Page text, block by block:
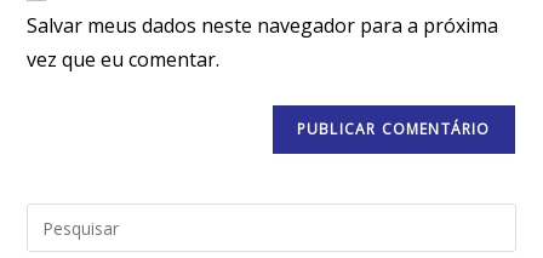
Salvar meus dados neste navegador para a próxima
vez que eu comentar.